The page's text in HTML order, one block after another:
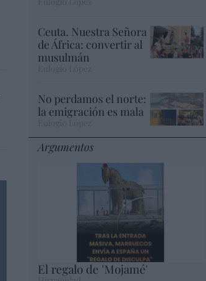
Ceuta. Nuestra Señora
de África: convertir al
musulmán
No perdamos el norte:
la emigración es mala
Argumentos
El regalo de 'Mojamé'